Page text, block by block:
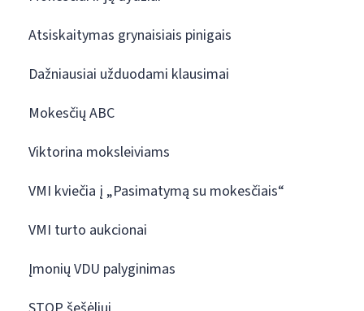
Atsiskaitymas grynaisiais pinigais
Dažniausiai užduodami klausimai
Mokesčių ABC
Viktorina moksleiviams
VMI kviečia į „Pasimatymą su mokesčiais“
VMI turto aukcionai
Įmonių VDU palyginimas